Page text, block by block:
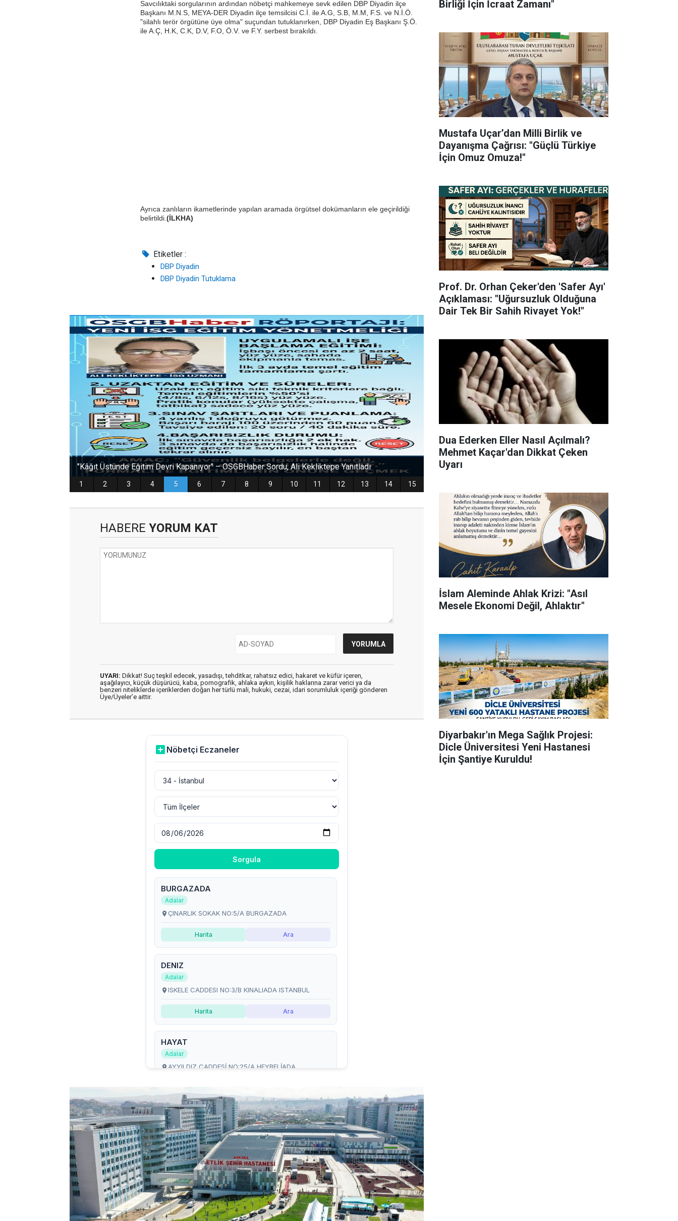
Savcılıktaki sorgularının ardından nöbetçi mahkemeye sevk edilen DBP Diyadin ilçe
Başkanı M.N.S, MEYA-DER Diyadin ilçe temsilcisi C.İ. ile A.G, S.B, M.M, F.S. ve N.İ.Ö.
"silahlı terör örgütüne üye olma" suçundan tutuklanırken, DBP Diyadin Eş Başkanı Ş.Ö.
ile A.Ç, H.K, C.K, D.V, F.O, Ö.V. ve F.Y. serbest bırakıldı.
Ayrıca zanlıların ikametlerinde yapılan aramada örgütsel dokümanların ele geçirildiği
belirtildi. (İLKHA)
Etiketler :
DBP Diyadin
DBP Diyadin Tutuklama
HABERE YORUM KAT
UYARI: Dikkat! Suç teşkil edecek, yasadışı, tehditkar, rahatsız edici, hakaret ve küfür içeren,
aşağılayıcı, küçük düşürücü, kaba, pornografik, ahlaka aykırı, kişilik haklarına zarar verici ya da
benzeri niteliklerde içeriklerden doğan her türlü mali, hukuki, cezai, idari sorumluluk içeriği gönderen
Üye/Üyeler’e aittir.
Birliği İçin İcraat Zamanı"
Mustafa Uçar’dan Milli Birlik ve
Dayanışma Çağrısı: "Güçlü Türkiye
İçin Omuz Omuza!"
Prof. Dr. Orhan Çeker'den 'Safer Ayı'
Açıklaması: "Uğursuzluk Olduğuna
Dair Tek Bir Sahih Rivayet Yok!"
Dua Ederken Eller Nasıl Açılmalı?
Mehmet Kaçar'dan Dikkat Çeken
Uyarı
İslam Aleminde Ahlak Krizi: "Asıl
Mesele Ekonomi Değil, Ahlaktır"
Diyarbakır'ın Mega Sağlık Projesi:
Dicle Üniversitesi Yeni Hastanesi
İçin Şantiye Kuruldu!